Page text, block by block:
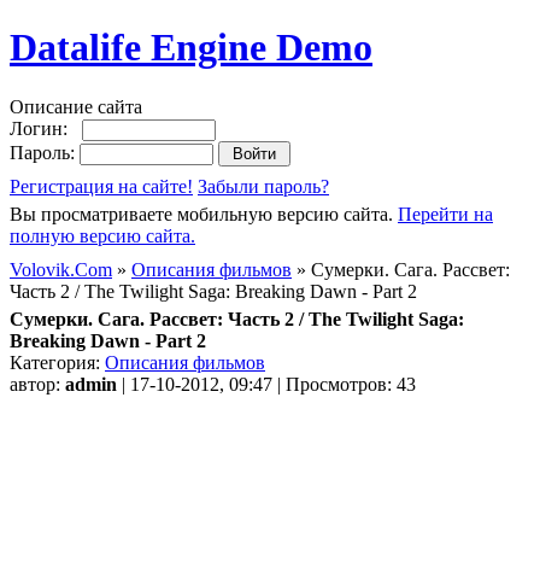
Datalife Engine Demo
Описание сайта
Логин:
Пароль:
Регистрация на сайте! Забыли пароль?
Вы просматриваете мобильную версию сайта. Перейти на
полную версию сайта.
Volovik.Com » Описания фильмов » Сумерки. Сага. Рассвет:
Часть 2 / The Twilight Saga: Breaking Dawn - Part 2
Сумерки. Сага. Рассвет: Часть 2 / The Twilight Saga:
Breaking Dawn - Part 2
Категория: Описания фильмов
автор: admin | 17-10-2012, 09:47 | Просмотров: 43